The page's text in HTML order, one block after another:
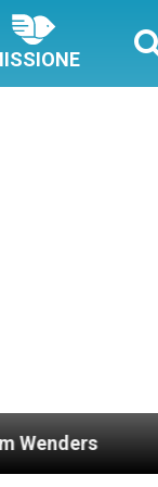
Lunedì 4